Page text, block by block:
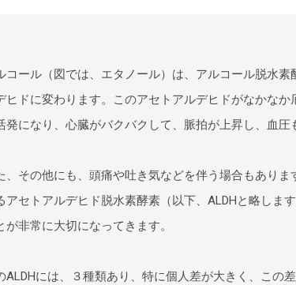
コール（図では、エタノール）は、アルコール脱水
ヒドに変わります。このアセトアルデヒドがなかな
発になり、心臓がバクバクして、脈拍が上昇し、血圧
、その他にも、頭痛や吐き気などを伴う場合もあり
アセトアルデヒド脱水素酵素（以下、ALDHと略しま
が非常に大切になってきます。
ALDHには、３種類あり、特に個人差が大きく、この